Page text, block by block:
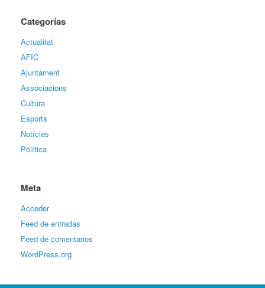
Categorías
Actualitat
AFIC
Ajuntament
Associacions
Cultura
Esports
Notícies
Política
Meta
Acceder
Feed de entradas
Feed de comentarios
WordPress.org